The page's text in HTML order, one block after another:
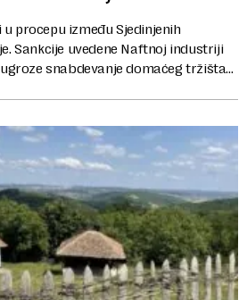
procepu između Sjedinjenih
Sankcije uvedene Naftnoj industriji
snabdevanje domaćeg tržišta